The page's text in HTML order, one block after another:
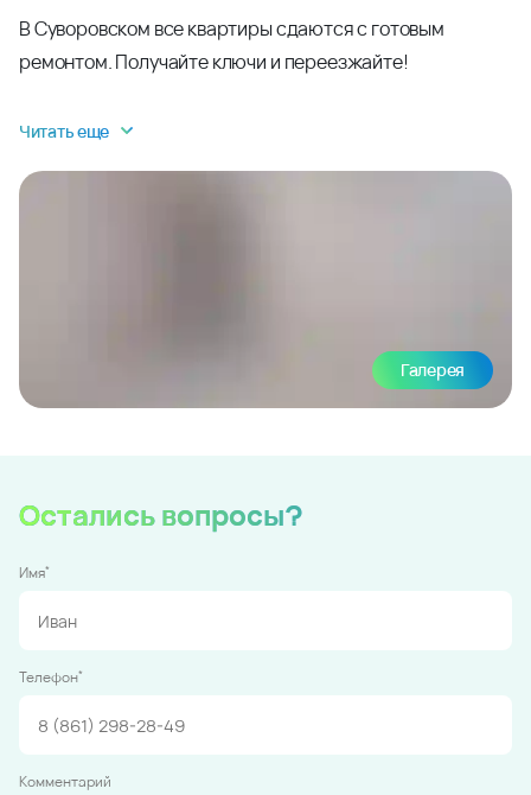
В Суворовском все квартиры сдаются с готовым
ремонтом. Получайте ключи и переезжайте!
Читать еще
Галерея
Остались вопросы?
Имя*
Телефон*
Комментарий